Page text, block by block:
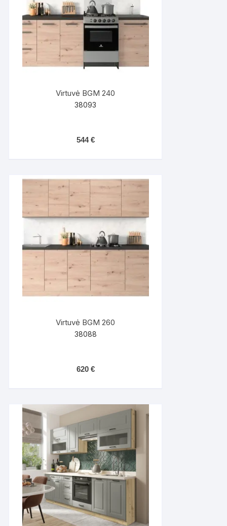
Virtuvė BGM 240
38093
544€
Virtuvė BGM 260
38088
620 €